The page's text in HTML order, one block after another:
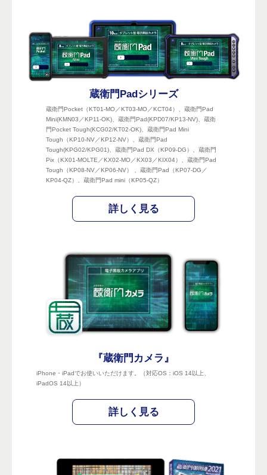
蔵衛門Padシリーズ
蔵衛門Pocket（KT01-MO／KT03-MO／KCT04）、蔵衛門Pad
Mini(KMN03／KP11-OK)、蔵衛門Pad(KPD07/KP13-NV)、蔵衛
門Pocket Tough(KCG02/KT02-OK)、蔵衛門Pad Mini
Tough（KP10-NV／KP12-NV）、蔵衛門Pad
Tough(KPG02/KPG01)、蔵衛門Pad DX（KP09-DG）、蔵衛門
Pix（KX01-MOLTE／KX02-MO／KX03／KIX04）、蔵衛門Pad
Tough（KP08-NV／KP06-NV） 、蔵衛門Pad（KP07-DG／
KP04-QZ）、蔵衛門Pad mini（KP05-QZ）
詳しく見る
『蔵衛門カメラ』
iPhone・iPadでお使いいただけます。（対応OS：iOS 14以上、
iPadOS 14以上）
詳しく見る